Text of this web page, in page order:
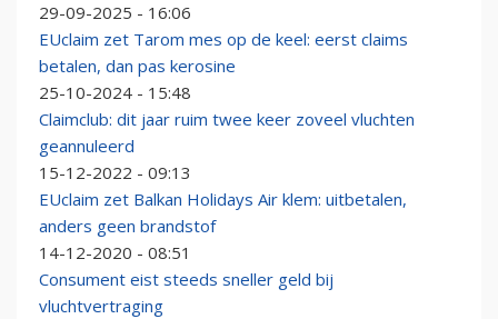
29-09-2025 - 16:06
EUclaim zet Tarom mes op de keel: eerst claims
betalen, dan pas kerosine
25-10-2024 - 15:48
Claimclub: dit jaar ruim twee keer zoveel vluchten
geannuleerd
15-12-2022 - 09:13
EUclaim zet Balkan Holidays Air klem: uitbetalen,
anders geen brandstof
14-12-2020 - 08:51
Consument eist steeds sneller geld bij
vluchtvertraging